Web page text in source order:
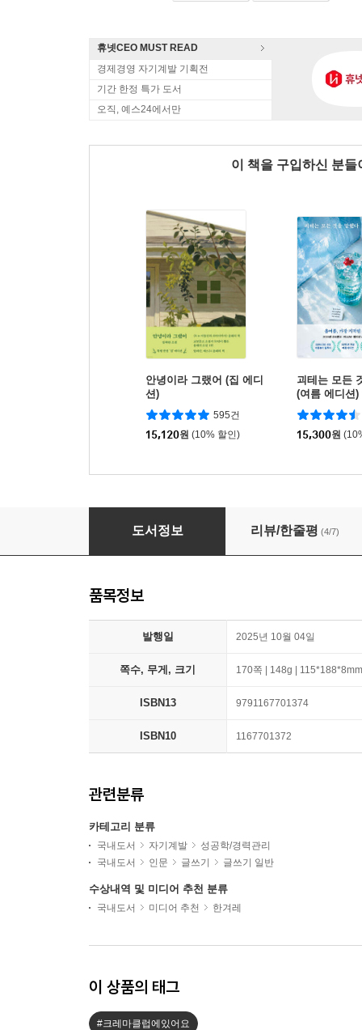
휴넷CEO MUST READ
경제경영 자기계발 기획전
기간 한정 특가 도서
오직, 예스24에서만
이 책을 구입하신 분
안녕이라 그랬어 (집 에디
션)
595건
15,120원 (10% 할인)
괴테는 모든
(여름 에디션)
15,300원
글쓰기로 독립하는 법
도서정보 리뷰/한줄평 (4/7)
품목정보
발행일 2025년 10월 04일
쪽수, 무게, 크기 170쪽 | 148g | 115*188*8mm
ISBN13 9791167701374
ISBN10 1167701372
관련분류
카테고리 분류
국내도서 자기계발
성공학/경력관리
국내도서
인문 글쓰기 글쓰기 일반
수상내역 및 미디어 추천 분류
국내도서 미디어 추천 한겨레
이 상품의 태그
#크레마클럽에있어요